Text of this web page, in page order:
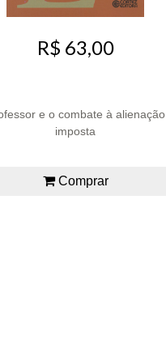
R$ 63,00
e o combate à alienação
imposta
Comprar